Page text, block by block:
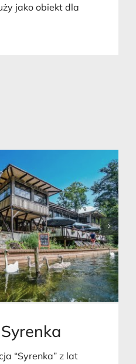
jako obiekt dla
“Syrenka” z lat